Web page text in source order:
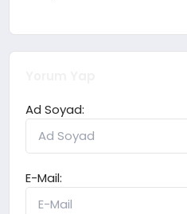
Ad Soyad:
E-Mail: